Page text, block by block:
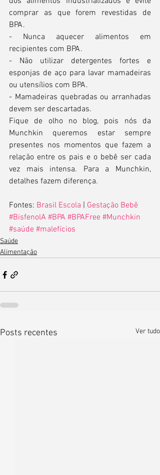
comprar as que forem revestidas de
BPA.
- Nunca aquecer alimentos em
recipientes com BPA.
- Não utilizar detergentes fortes e
esponjas de aço para lavar mamadeiras
ou utensílios com BPA.
- Mamadeiras quebradas ou arranhadas
devem ser descartadas.
Fique de olho no blog, pois nós da
Munchkin queremos estar sempre
presentes nos momentos que fazem a
relação entre os pais e o bebê ser cada
vez mais intensa. Para a Munchkin,
detalhes fazem diferença.
Fontes: Brasil Escola | Gestação Bebê
#BisfenolA #BPA #BPAFree #Munchkin
#saúde #malefícios
Saúde
Alimentação
Posts recentes Ver tudo